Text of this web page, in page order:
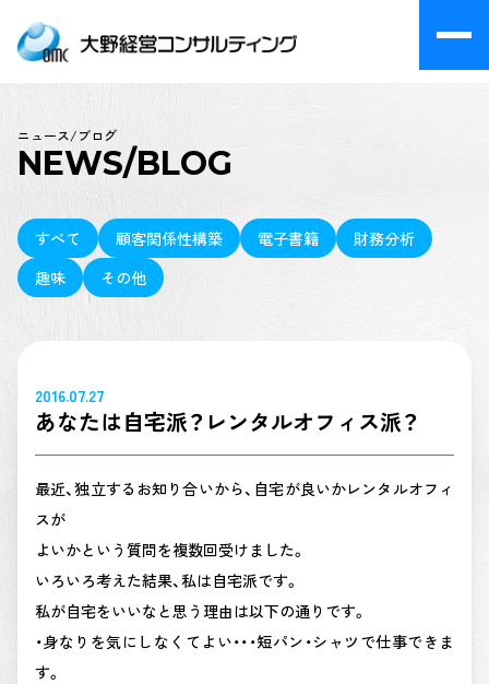
ニュース/ブログ
NEWS/BLOG
すべて 顧客関係性構築 電子書籍
財務分析
趣味
その他
2016.07.27
あなたは自宅派？レンタルオフィス派？
最近、独立するお知り合いから、自宅が良いかレンタルオフィ
スが
よいかという質問を複数回受けました。
いろいろ考えた結果、私は自宅派です。
私が自宅をいいなと思う理由は以下の通りです。
・身なりを気にしなくてよい・・・短パン・シャツで仕事できま
す。